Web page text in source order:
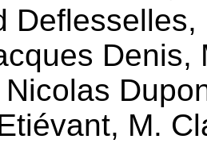
Deflesselles,
Denis,
Nicolas
, M.